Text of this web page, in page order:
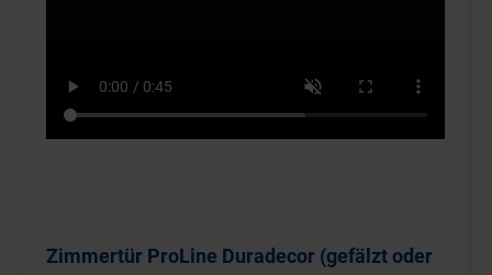
Zimmertür ProLine Duradecor (gefälzt oder